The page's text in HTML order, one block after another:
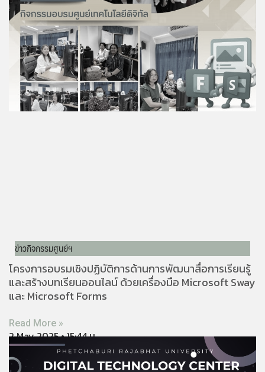
ข่าวกิจกรรมศูนย์ฯ
โครงการอบรมเชิงปฏิบัติการด้านการพัฒนาสื่อการเรียนรู้
และสร้างบทเรียนออนไลน์ ด้วยเครื่องมือ Microsoft Sway
และ Microsoft Forms
Read More »
2 May 2025 15:44 น.